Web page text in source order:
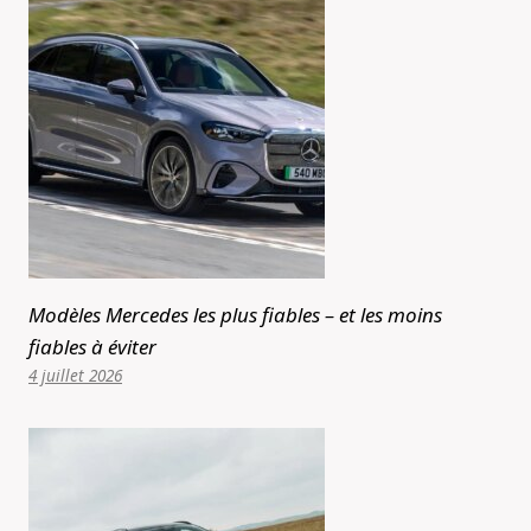
Modèles Mercedes les plus fiables – et les moins
fiables à éviter
4 juillet 2026